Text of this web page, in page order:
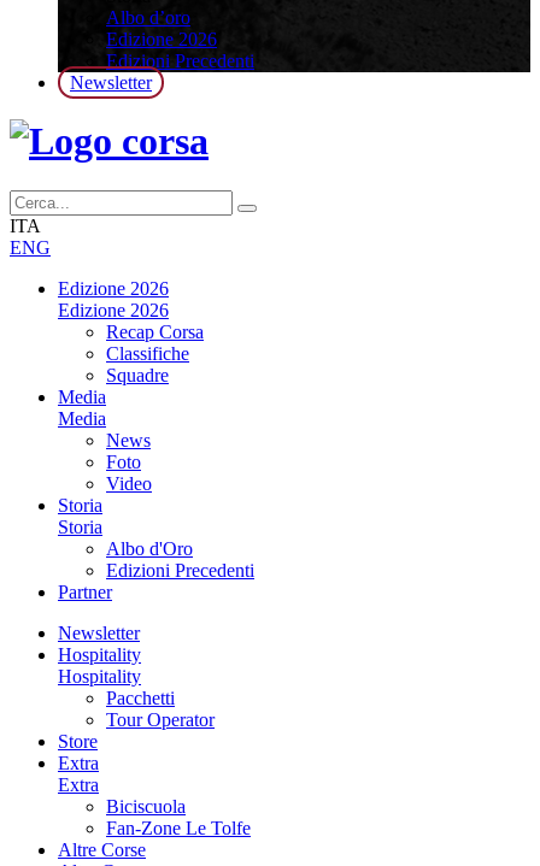
Albo d’oro
Edizione 2026
Edizioni Precedenti
Newsletter
ITA
ENG
Edizione 2026
Edizione 2026
Recap Corsa
Classifiche
Squadre
Media
Media
News
Foto
Video
Storia
Storia
Albo d'Oro
Edizioni Precedenti
Partner
Newsletter
Hospitality
Hospitality
Pacchetti
Tour Operator
Store
Extra
Extra
Biciscuola
Fan-Zone Le Tolfe
Altre Corse